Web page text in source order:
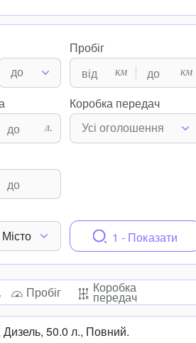
до
Пробіг
км км
л.
Коробка передач
Усі оголошення
Місто 1 - Показати
Пробіг Коробка
передач
50.0 л., Повний.